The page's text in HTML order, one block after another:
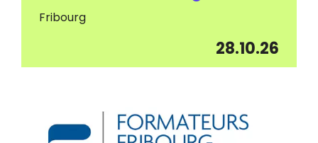
Fribourg
28.10.26